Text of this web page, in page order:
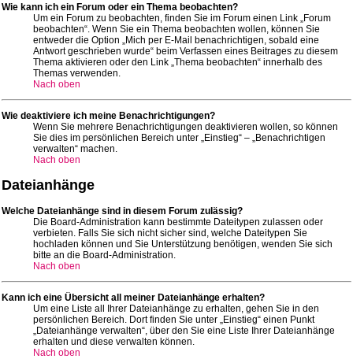
Wie kann ich ein Forum oder ein Thema beobachten?
Um ein Forum zu beobachten, finden Sie im Forum einen Link „Forum
beobachten“. Wenn Sie ein Thema beobachten wollen, können Sie
entweder die Option „Mich per E-Mail benachrichtigen, sobald eine
Antwort geschrieben wurde“ beim Verfassen eines Beitrages zu diesem
Thema aktivieren oder den Link „Thema beobachten“ innerhalb des
Themas verwenden.
Nach oben
Wie deaktiviere ich meine Benachrichtigungen?
Wenn Sie mehrere Benachrichtigungen deaktivieren wollen, so können
Sie dies im persönlichen Bereich unter „Einstieg“ – „Benachrichtigen
verwalten“ machen.
Nach oben
Dateianhänge
Welche Dateianhänge sind in diesem Forum zulässig?
Die Board-Administration kann bestimmte Dateitypen zulassen oder
verbieten. Falls Sie sich nicht sicher sind, welche Dateitypen Sie
hochladen können und Sie Unterstützung benötigen, wenden Sie sich
bitte an die Board-Administration.
Nach oben
Kann ich eine Übersicht all meiner Dateianhänge erhalten?
Um eine Liste all Ihrer Dateianhänge zu erhalten, gehen Sie in den
persönlichen Bereich. Dort finden Sie unter „Einstieg“ einen Punkt
„Dateianhänge verwalten“, über den Sie eine Liste Ihrer Dateianhänge
erhalten und diese verwalten können.
Nach oben